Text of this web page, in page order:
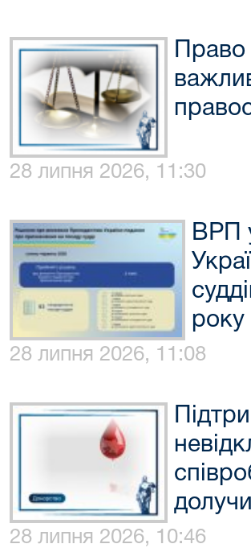
28 липня 2026, 11:30
ВРП
року
28 липня 2026, 11:08
28 липня 2026, 10:46